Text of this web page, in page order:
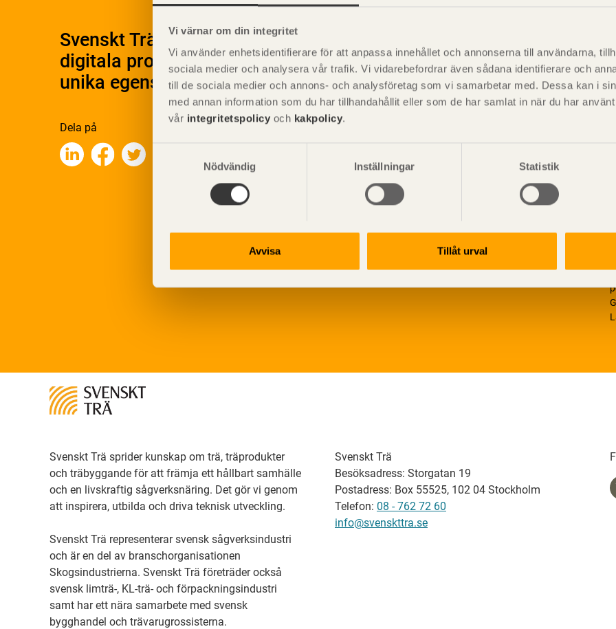
Vi värnar om din integritet
Vi använder enhetsidentifierare för att anpassa innehållet och annonserna till användarna,
sociala medier och analysera vår trafik. Vi vidarebefordrar även sådana identifierare och
till de sociala medier och annons- och analysföretag som vi samarbetar med. Dessa kan i
med annan information som du har tillhandahållit eller som de har samlat in när du har
vår integritetspolicy och kakpolicy.
Nödvändig
Inställningar Statistik
Avvisa Tillåt urval
Svenskt Träs Produktkatalog är svensk sågverksnärings
digitala produktkatalog för att beskriva träprodukter och deras
unika egenskaper.
Dela på
Svenskt Trä sprider kunskap om trä, träprodukter
och träbyggande för att främja ett hållbart samhälle
och en livskraftig sågverksnäring. Det gör vi genom
att inspirera, utbilda och driva teknisk utveckling.
Svenskt Trä representerar svensk sågverksindustri
och är en del av branschorganisationen
Skogsindustrierna. Svenskt Trä företräder också
svensk limträ-, KL-trä- och förpackningsindustri
samt har ett nära samarbete med svensk
bygghandel och trävarugrossisterna.
Svenskt Trä
Besöksadress: Storgatan 19
Postadress: Box 55525, 102 04 Stockholm
Telefon: 08 - 762 72 60
info@svenskttra.se